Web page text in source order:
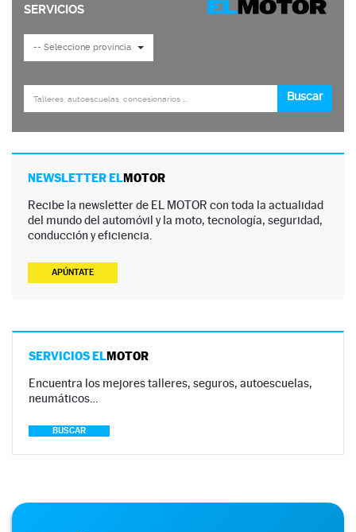
NEWSLETTER ELMOTOR
Recibe la newsletter de EL MOTOR con toda la actualidad
del mundo del automóvil y la moto, tecnología, seguridad,
conducción y eficiencia.
APÚNTATE
SERVICIOS ELMOTOR
Encuentra los mejores talleres, seguros, autoescuelas,
neumáticos…
BUSCAR